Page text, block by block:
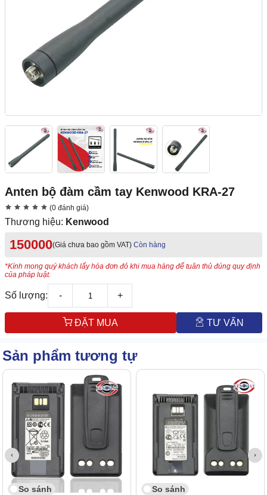
Anten bộ đàm cầm tay Kenwood KRA-27
(0 đánh giá)
Thương hiệu: Kenwood
150000(Giá chưa bao gồm VAT) Còn hàng
*Kính mong quý khách lấy hóa đơn đỏ khi mua hàng để tuân thủ đúng quy định
của pháp luật.
Số lượng: - +
ĐẶT MUA TƯ VẤN
Sản phẩm tương tự
So sánh So sánh